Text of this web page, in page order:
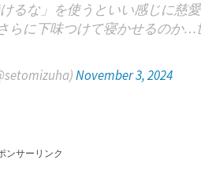
るな」を使うといい感じに慈
らに下味つけて寝かせるのか
November 3, 2024
ンサーリンク